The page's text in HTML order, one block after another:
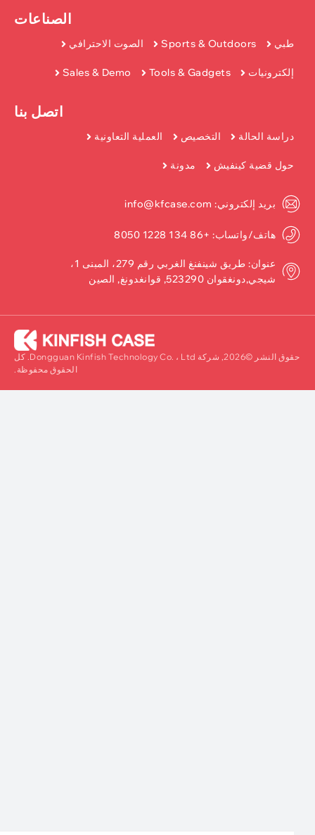
الصناعات
Sports & Outdoors الصوت الاحترافي
إلكترونيات Tools & Gadgets
Sales & Demo
اتصل بنا
دراسة الحالة التخصيص العملية التعاونية
حول قضية كينفيش مدونة
بريد إلكتروني: info@kfcase.com
هاتف/واتساب: +86 134 1228 8050
عنوان: طريق شينفنغ الغربي رقم 279، المبنى 1،
شيجي,دونغقوان 523290, قوانغدونغ, الصين
حقوق النشر ©2026, شركة Dongguan Kinfish Technology Co. ، Ltd. كل
الحقوق محفوظة.